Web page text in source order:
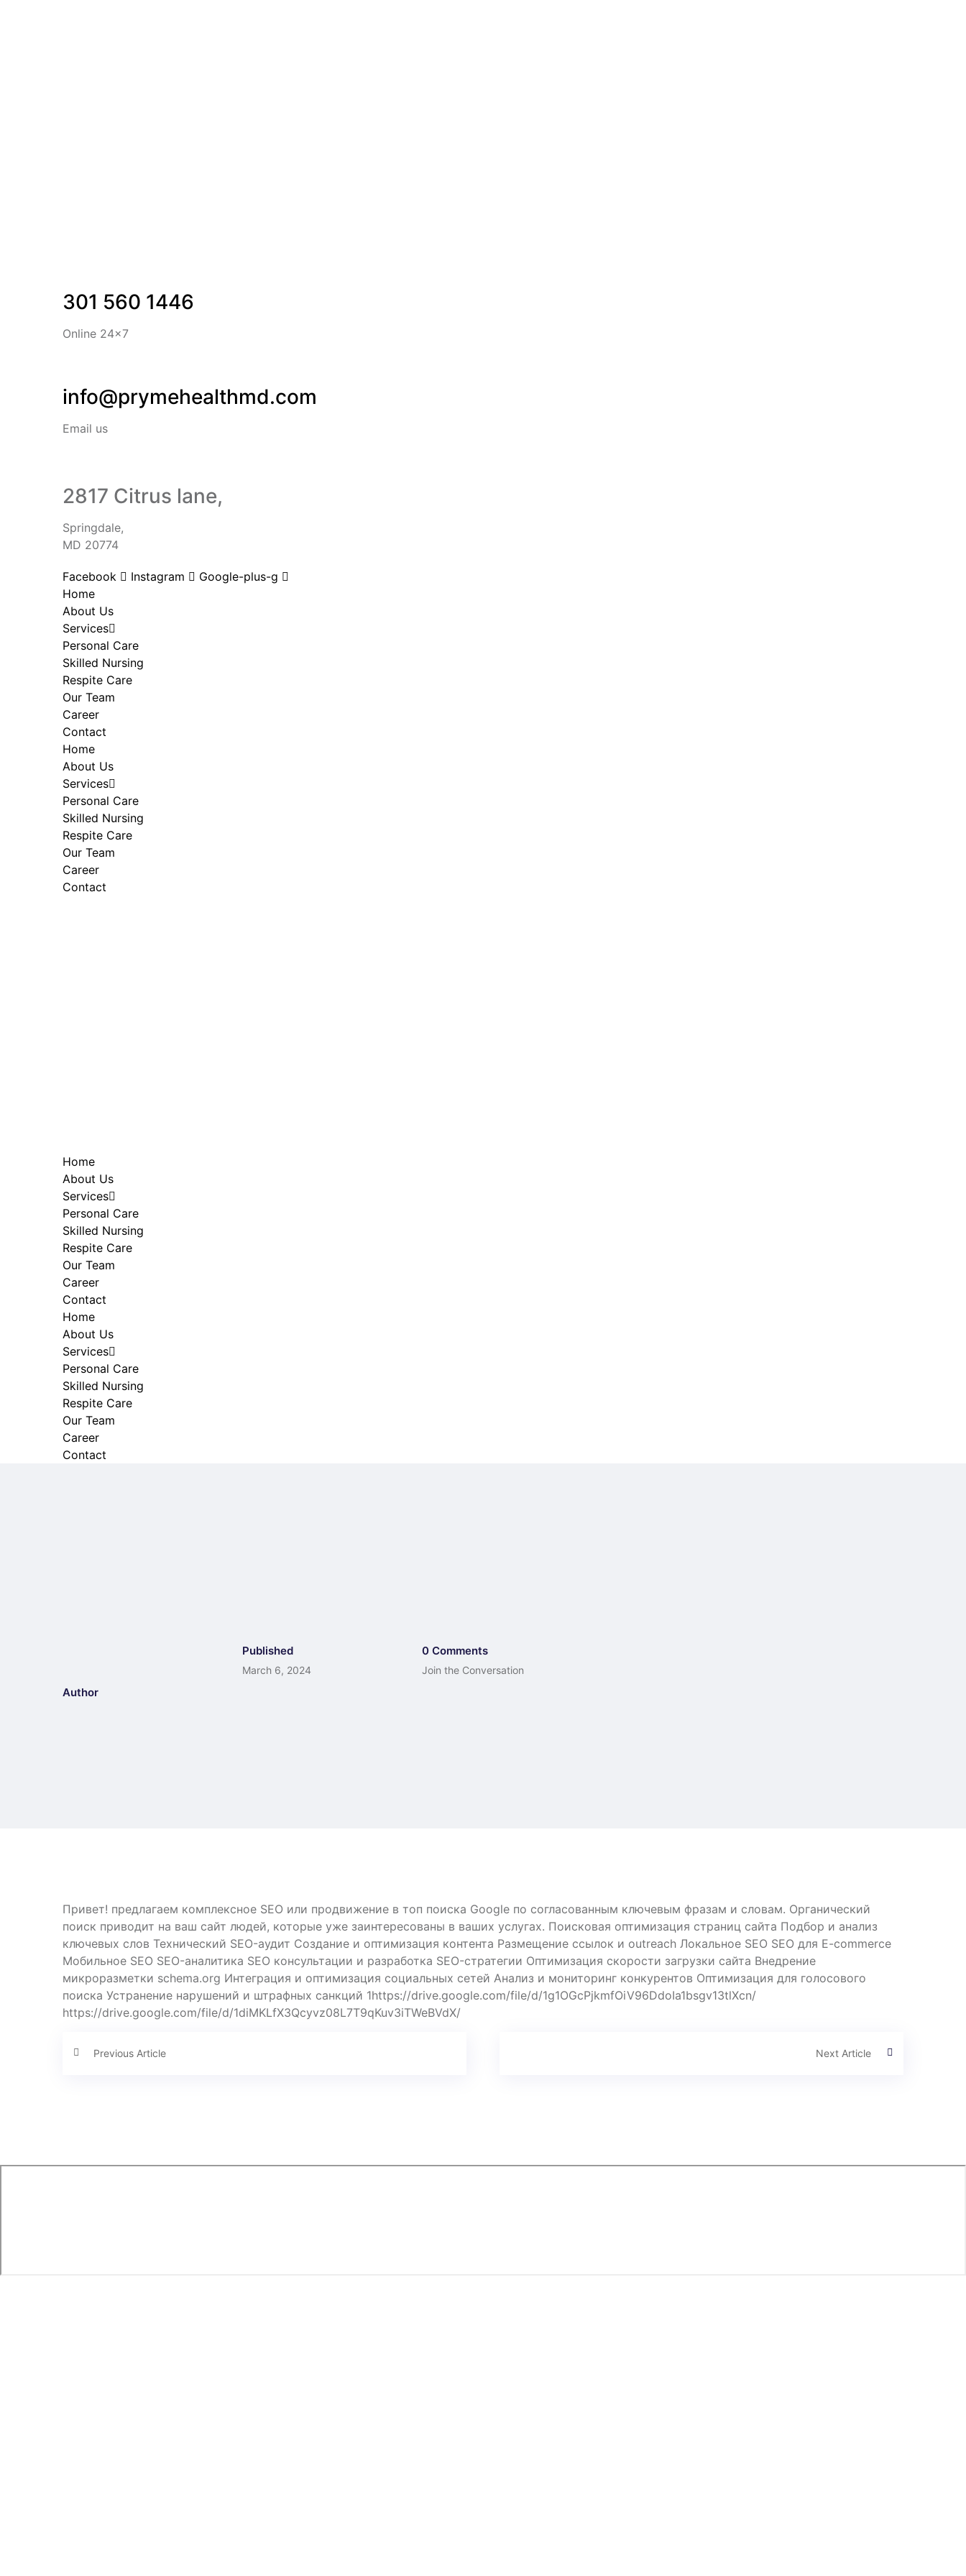
301 560 1446
Online 24x7
info@prymehealthmd.com
Email us
2817 Citrus lane,
Springdale,
MD 20774
Facebook Instagram
Google-plus-g
Home
About Us
Services
Personal Care
Skilled Nursing
Respite Care
Our Team
Career
Contact
Home
About Us
Services
Personal Care
Skilled Nursing
Respite Care
Our Team
Career
Contact
Home
About Us
Services
Personal Care
Skilled Nursing
Respite Care
Our Team
Career
Contact
Home
About Us
Services
Personal Care
Skilled Nursing
Respite Care
Our Team
Career
Contact
Author
Published
March 6, 2024
0 Comments
Join the Conversation
Привет! предлагаем комплексное SEO или продвижение в топ поиска Google по согласованным ключевым фразам и словам. Органический
поиск приводит на ваш сайт людей, которые уже заинтересованы в ваших услугах. Поисковая оптимизация страниц сайта Подбор и анализ
ключевых слов Технический SEO-аудит Создание и оптимизация контента Размещение ссылок и outreach Локальное SEO SEO для E-commerce
Мобильное SEO SEO-аналитика SEO консультации и разработка SEO-стратегии Оптимизация скорости загрузки сайта Внедрение
микроразметки schema.org Интеграция и оптимизация социальных сетей Анализ и мониторинг конкурентов Оптимизация для голосового
поиска Устранение нарушений и штрафных санкций 1https://drive.google.com/file/d/1g1OGcPjkmfOiV96DdoIa1bsgv13tlXcn/
https://drive.google.com/file/d/1diMKLfX3Qcyvz08L7T9qKuv3iTWeBVdX/
Previous Article Next Article